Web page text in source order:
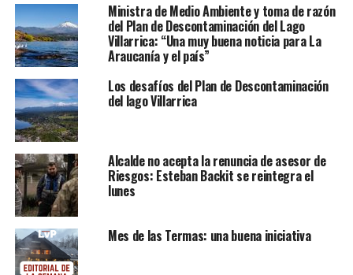
Ministra de Medio Ambiente y toma de razón
del Plan de Descontaminación del Lago
Villarrica: “Una muy buena noticia para La
Araucanía y el país”
Los desafíos del Plan de Descontaminación
del lago Villarrica
Alcalde no acepta la renuncia de asesor de
Riesgos: Esteban Backit se reintegra el
lunes
Mes de las Termas: una buena iniciativa